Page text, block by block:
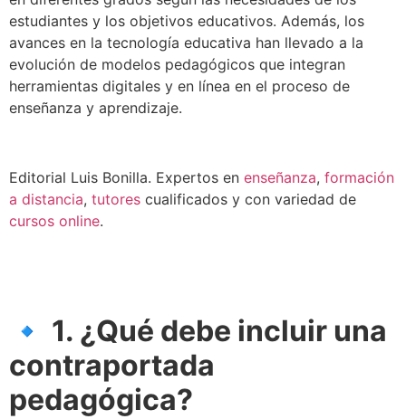
estudiantes y los objetivos educativos. Además, los
avances en la tecnología educativa han llevado a la
evolución de modelos pedagógicos que integran
herramientas digitales y en línea en el proceso de
enseñanza y aprendizaje.
Editorial Luis Bonilla. Expertos en enseñanza, formación
a distancia, tutores cualificados y con variedad de
cursos online.
🔹 1. ¿Qué debe incluir una
contraportada
pedagógica?